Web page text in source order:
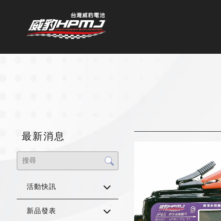
最新消息
活動快訊
新品發表